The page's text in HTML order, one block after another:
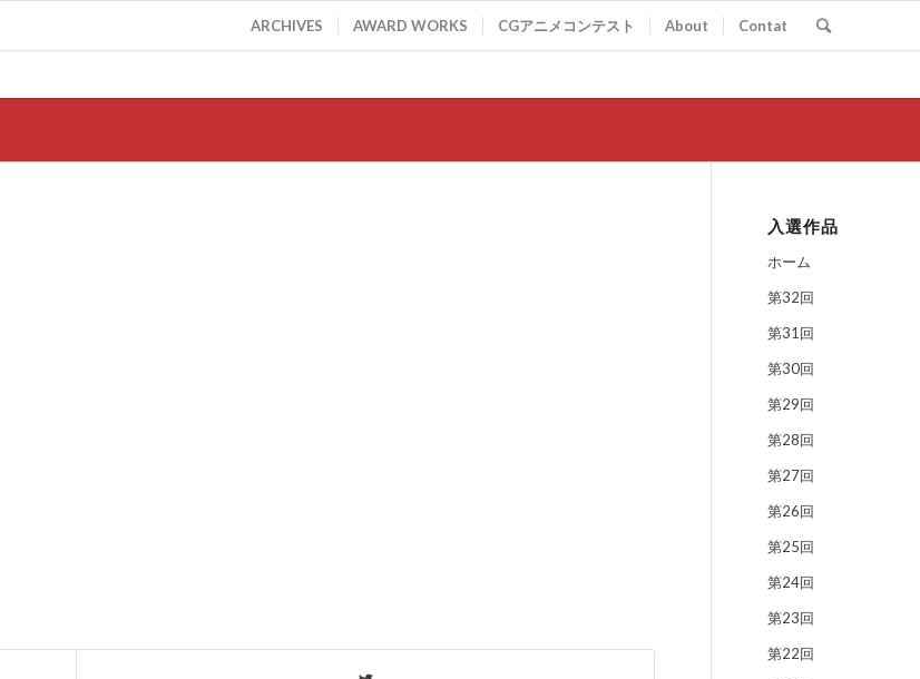
ARCHIVES AWARD WORKS CGアニメコンテスト About Contat
入選作品
ホーム
第32回
第31回
第30回
第29回
第28回
第27回
第26回
第25回
第24回
第23回
第22回